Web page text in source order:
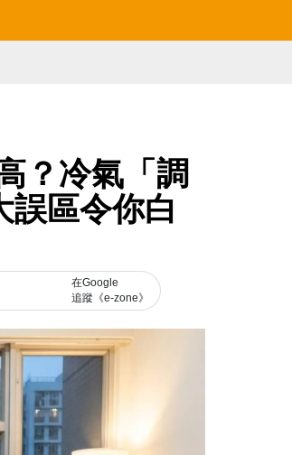
？冷氣「調
誤區令你白
在Google
追蹤《e-zone》